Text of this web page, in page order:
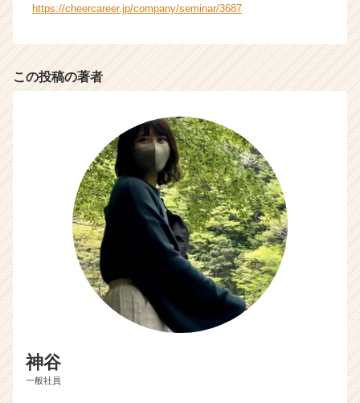
https://cheercareer.jp/company/seminar/3687
この投稿の著者
神谷
一般社員